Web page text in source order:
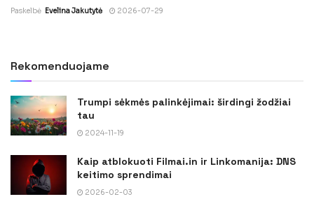
Paskelbė Evelina Jakutytė 2026-07-29
Rekomenduojame
Trumpi sėkmės palinkėjimai: širdingi žodžiai
tau
2024-11-19
Kaip atblokuoti Filmai.in ir Linkomanija: DNS
keitimo sprendimai
2026-02-03